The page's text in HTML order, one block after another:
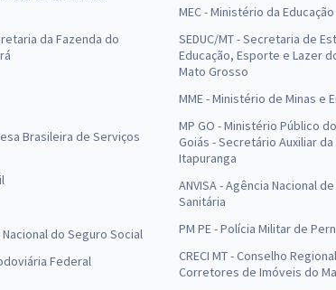
da Fazenda do
Brasileira de Serviços
do Seguro Social
Federal
MEC - Ministério da Educação
SEDUC/MT - Secretaria de
Educação, Esporte e Lazer
Mato Grosso
MME - Ministério de Minas e
MP GO - Ministério Público
Goiás - Secretário Auxiliar
Itapuranga
ANVISA - Agência Nacional
Sanitária
PM PE - Polícia Militar de
CRECI MT - Conselho
Corretores de Imóveis do